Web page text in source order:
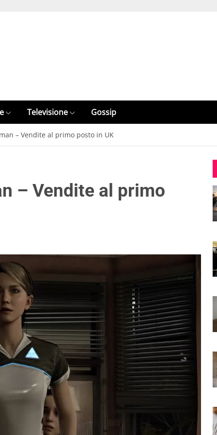
Televisione Gossip
– Vendite al primo posto in UK
– Vendite al primo